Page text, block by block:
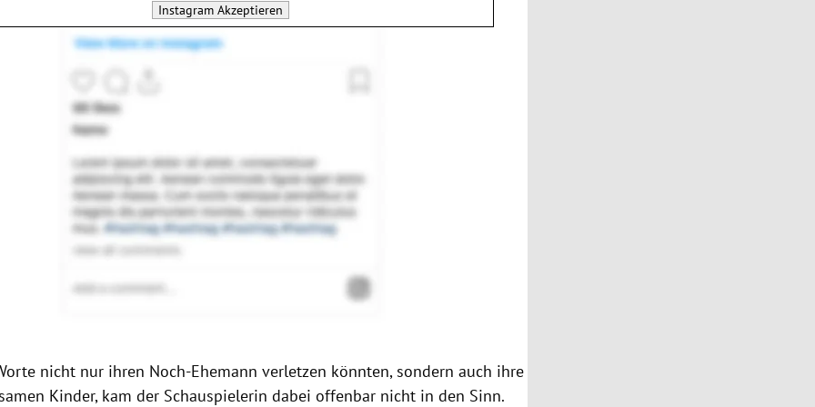
Instagram Akzeptieren
nicht nur ihren Noch-Ehemann verletzen könnten, sondern auch ihre
Kinder, kam der Schauspielerin dabei offenbar nicht in den Sinn.